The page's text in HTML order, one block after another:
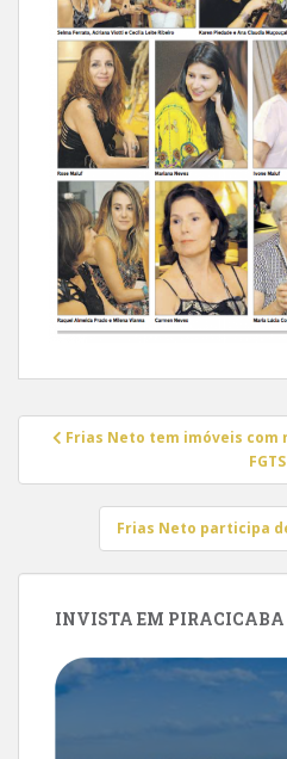
Navegação
Post
Frias Neto tem imóveis com
FGTS
Frias Neto participa
INVISTA EM PIRACICABA